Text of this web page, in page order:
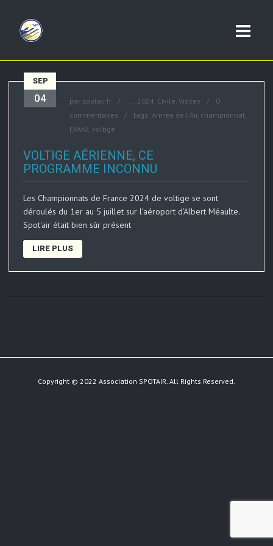
SEP
04 par spotair.fr .... 2024, Civile, Visites
0
commentaires
tags: Armée de l'Air, championnat,
EVAAE, voltige
VOLTIGE AÉRIENNE, CE
PROGRAMME INCONNU
Les Championnats de France 2024 de voltige se sont
déroulés du 1er au 5 juillet sur l’aéroport d’Albert Méaulte.
Spot'air était bien sûr présent
LIRE PLUS
Copyright © 2022 Association SPOTAIR. All Rights Reserved.